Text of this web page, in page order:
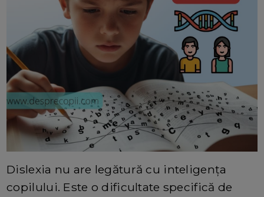
Dislexia nu are legătură cu inteligența
copilului. Este o dificultate specifică de